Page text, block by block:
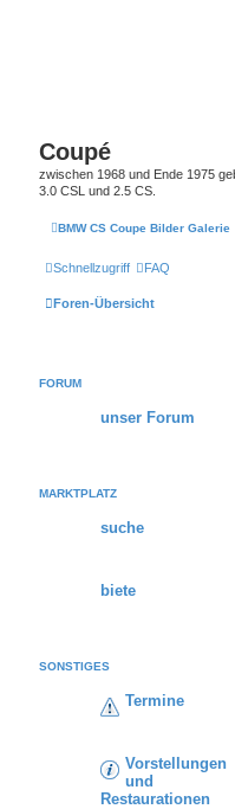
Coupé
zwischen 1968 und Ende 1975
3.0 CSL und 2.5 CS.
BMW CS Coupe Bilder Galerie
Schnellzugriff FAQ
Foren-Übersicht
FORUM
unser Forum
MARKTPLATZ
suche
biete
SONSTIGES
Termine
Vorstellungen
und
Restaurationen